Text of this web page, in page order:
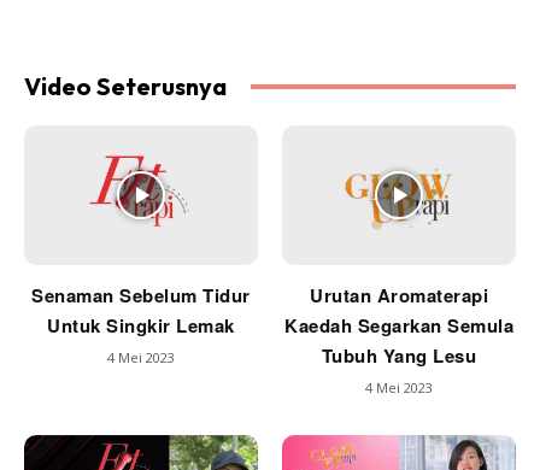
Video Seterusnya
Senaman Sebelum Tidur
Untuk Singkir Lemak
4 Mei 2023
Urutan Aromaterapi
Kaedah Segarkan Semula
Tubuh Yang Lesu
4 Mei 2023